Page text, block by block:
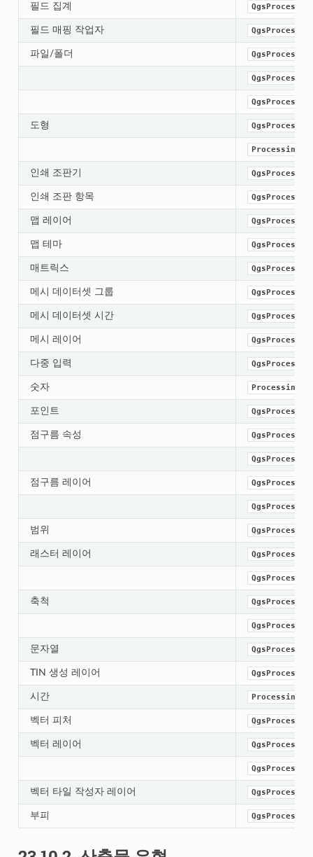
필드 집계
필드 매핑 작업자
파일/폴더
도형
인쇄 조판기
인쇄 조판 항목
맵 레이어
맵 테마
매트릭스
메시 데이터셋 그룹
메시 데이터셋 시간
메시 레이어
다중 입력
숫자
포인트
점구름 속성
점구름 레이어
범위
래스터 레이어
축척
문자열
TIN 생성 레이어
시간
벡터 피처
벡터 레이어
벡터 타일 작성자 레이어
부피